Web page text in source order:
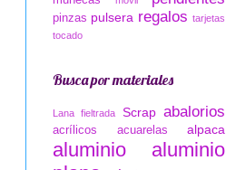
pinzas pulsera regalos tarjetas
tocado
Busca por materiales
Lana fieltrada Scrap abalorios
acrílicos acuarelas alpaca
aluminio
aluminio